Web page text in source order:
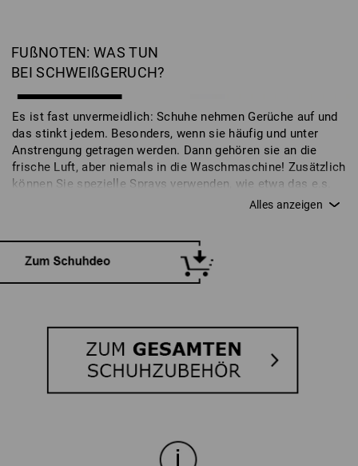
FUßNOTEN: WAS TUN
BEI SCHWEIßGERUCH?
Es ist fast unvermeidlich: Schuhe nehmen Gerüche auf und
das stinkt jedem. Besonders, wenn sie häufig und unter
Anstrengung getragen werden. Dann gehören sie an die
frische Luft, aber niemals in die Waschmaschine! Zusätzlich
können Sie spezielle Sprays verwenden, wie etwa das e.s.
Schuhdeo, welches Ihren Arbeitsschuhen wieder einen